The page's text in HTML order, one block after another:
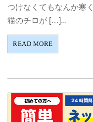
つけなくてもなんか寒
猫のチロが […]...
READ MORE